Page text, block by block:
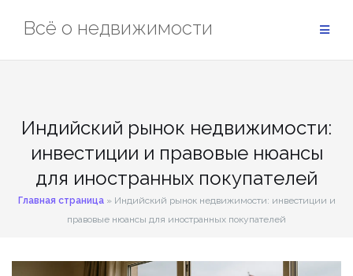
Всё о недвижимости
Индийский рынок недвижимости:
инвестиции и правовые нюансы
для иностранных покупателей
Главная страница» Индийский рынок недвижимости: инвестиции и
правовые нюансы для иностранных покупателей